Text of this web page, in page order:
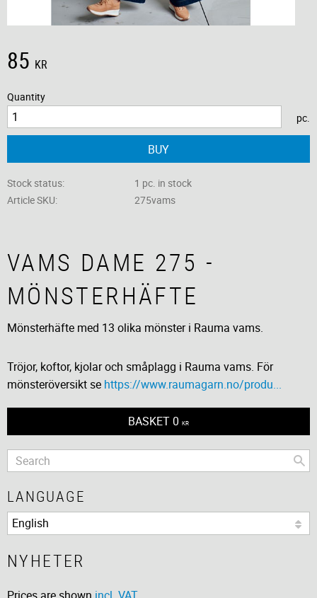
85 KR
Quantity
pc.
BUY
Stock status
1 pc. in stock
Article SKU
275vams
VAMS DAME 275 -
MÖNSTERHÄFTE
Mönsterhäfte med 13 olika mönster i Rauma vams.
Tröjor, koftor, kjolar och småplagg i Rauma vams. För
mönsteröversikt se https://www.raumagarn.no/produ...
BASKET 0 KR
LANGUAGE
NYHETER